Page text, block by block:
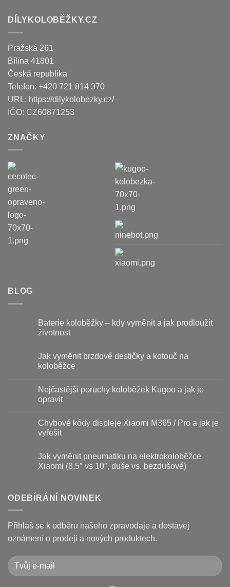
DÍLYKOLOBĚŽKY.CZ
Pražská 261
Bílina 41801
Česká republika
Telefon: +420 721 814 370
URL: https://dilykolobezky.cz/
IČO: CZ60871253
ZNAČKY
BLOG
Baterie koloběžky – kdy vyměnit a jak prodloužit
životnost
textu
s
koloběžky
kdy
jak
prodloužit
životnost
Jak vyměnit brzdové destičky a kotouč na
koloběžce
u
textu
s
vyměnit
brzdové
destičky
na
koloběžce
Nejčastější poruchy koloběžek Kugoo a jak je
opravit
u
textu
s
poruchy
koloběžek
Kugoo
opravit
Chybové kódy displeje Xiaomi M365 / Pro a jak je
vyřešit
textu
s
displeje
Xiaomi
Pro
a
jak
je
Jak vyměnit pneumatiku na elektrokoloběžce
Xiaomi (8.5″ vs 10″, duše vs. bezdušové)
textu
s
vyměnit
pneumatiku
na
elektrokoloběžce
(8.5″
vs
10″,
duše
ODEBÍRÁNÍ NOVINEK
Přihlaš se k odběru našeho zpravodaje a dostávej
oznámení o prodeji a nových produktech.